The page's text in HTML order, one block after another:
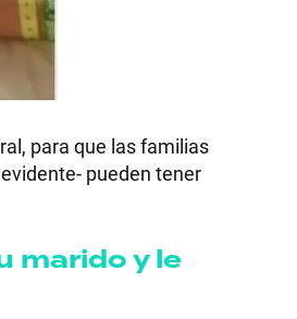
para que las familias
pueden tener
marido y le